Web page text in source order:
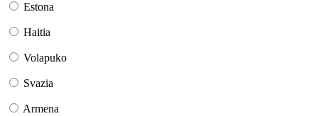
Estona
Haitia
Volapuko
Svazia
Armena